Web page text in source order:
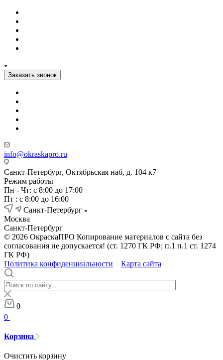
Заказать звонок
info@okraskapro.ru
Санкт-Петербург, Октябрьская наб, д. 104 к7
Режим работы
Пн - Чт: с 8:00 до 17:00
Пт : с 8:00 до 16:00
Санкт-Петербург
Москва
Санкт-Петербург
© 2026 ОкраскаПРО Копирование материалов с сайта без
согласования не допускается! (ст. 1270 ГК РФ; п.1 п.1 ст. 1274
ГК РФ)
Политика конфиденциальности
Карта сайта
0
0
Корзина
Очистить корзину